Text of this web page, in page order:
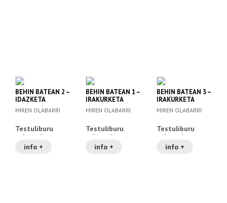
BEHIN BATEAN 2 –
IDAZKETA
MIREN OLABARRI
Testuliburu
zaharrak
info +
BEHIN BATEAN 1 –
IRAKURKETA
MIREN OLABARRI
Testuliburu
zaharrak
info +
BEHIN BATEAN 3 –
IRAKURKETA
MIREN OLABARRI
Testuliburu
zaharrak
info +